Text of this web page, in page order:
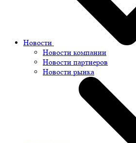
Новости
Новости компании
Новости партнеров
Новости рынка